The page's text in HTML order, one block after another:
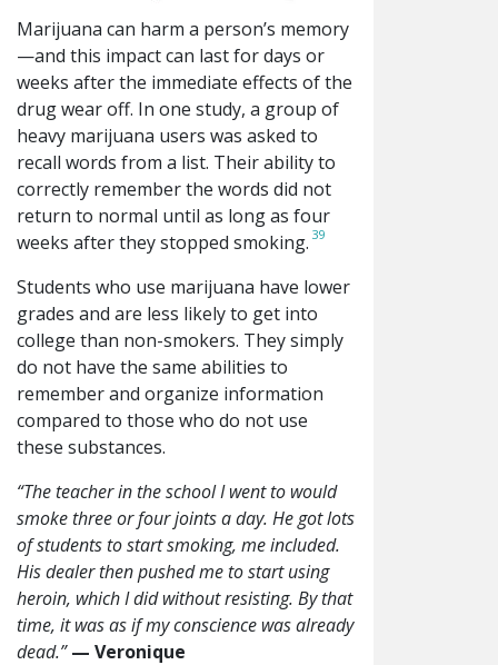
Marijuana can harm a person’s memory
—and this impact can last for days or
weeks after the immediate effects of the
drug wear off. In one study, a group of
heavy marijuana users was asked to
recall words from a list. Their ability to
correctly remember the words did not
return to normal until as long as four
weeks after they stopped smoking. 39
Students who use marijuana have lower
grades and are less likely to get into
college than non-smokers. They simply
do not have the same abilities to
remember and organize information
compared to those who do not use
these substances.
“The teacher in the school I went to would
smoke three or four joints a day. He got lots
of students to start smoking, me included.
His dealer then pushed me to start using
heroin, which I did without resisting. By that
time, it was as if my conscience was already
dead.” — Veronique